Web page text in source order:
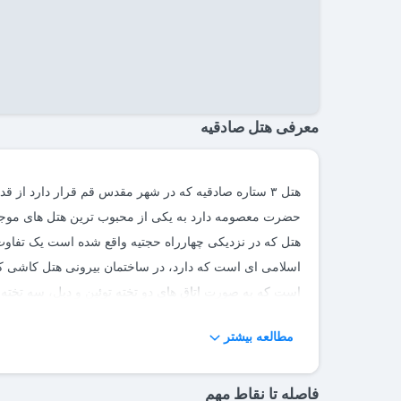
معرفی هتل صادقیه
هتل ۳ ستاره صادقیه که در شهر مقدس قم قرار دارد
حضرت معصومه دارد به یکی از محبوب ترین هتل های
هتل که در نزدیکی چهارراه حجتیه واقع شده است یک
مخصوص حمام و سرویس بهداشتی هستند.
مطالعه بیشتر
فاصله تا نقاط مهم